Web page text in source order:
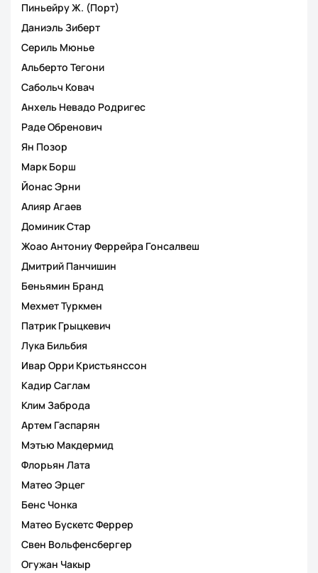
Пиньейру Ж. (Порт)
Даниэль Зиберт
Сериль Мюнье
Альберто Тегони
Сабольч Ковач
Анхель Невадо Родригес
Раде Обренович
Ян Позор
Марк Борш
Йонас Эрни
Алияр Агаев
Доминик Стаp
Жоао Антониу Феррейра Гонсалвеш
Дмитрий Панчишин
Беньямин Бранд
Мехмет Туркмен
Патрик Грыцкевич
Лука Бильбия
Ивар Орри Кристьянссон
Кадир Саглам
Клим Заброда
Артем Гаспарян
Мэтью Макдермид
Флорьян Лата
Матео Эрцег
Бенс Чонка
Матео Бускетс Феррер
Свен Вольфенсбергер
Огужан Чакыр